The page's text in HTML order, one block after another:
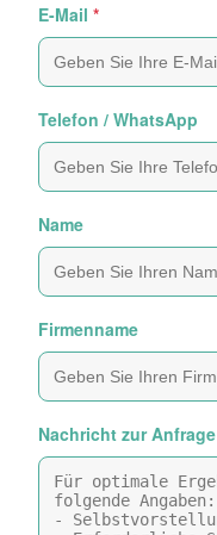
E-Mail *
Telefon / WhatsApp
Name
Firmenname
Nachricht zur Anfrage